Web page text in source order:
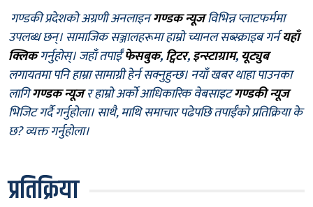
गण्डकी प्रदेशको अग्रणी अनलाइनगण्डक न्यूजविभिन्न प्लाटफर्ममा
उपलब्ध छन्। सामाजिक सञ्जालहरूमा हाम्रो च्यानल सब्स्क्राइब गर्नयहाँ
क्लिकगर्नुहोस्। जहाँ तपाईँफेसबुक,ट्विटर,इन्स्टाग्राम, यूट्युब
लगायतमा पनि हाम्रा सामाग्री हेर्न सक्नुहुन्छ। नयाँ खबर थाहा पाउनका
लागिगण्डक न्यूजर हाम्रो अर्को आधिकारिक वेबसाइटगण्डकी न्यूज
भिजिट गर्दै गर्नुहोला। साथै, माथि समाचार पढेपछि तपाईँको प्रतिक्रिया के
छ? व्यक्त गर्नुहोला।
प्रतिक्रिया